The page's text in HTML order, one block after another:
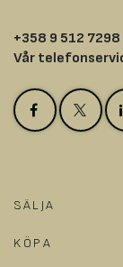
+358 9 512
Vår
SÄLJA
KÖPA